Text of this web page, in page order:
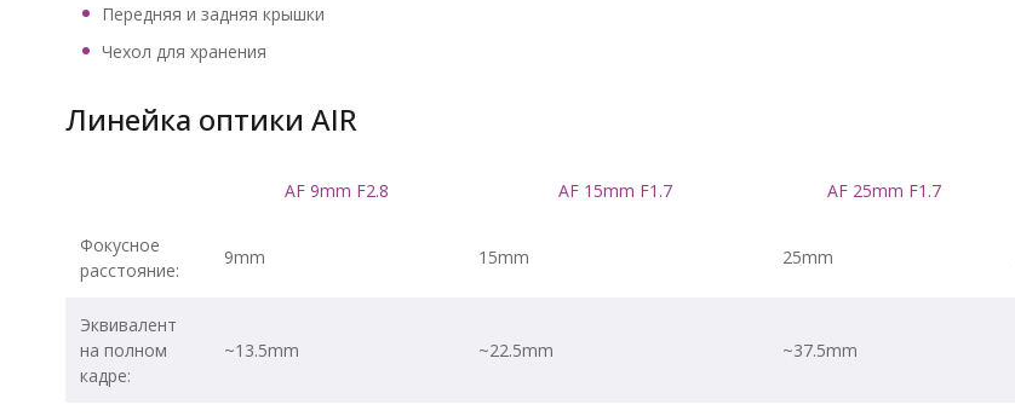
Передняя и задняя крышки
Чехол для хранения
Линейка оптики AIR
AF 9mm F2.8 AF 15mm F1.7 AF 25mm F1.7
Фокусное
расстояние:
9mm 15mm 25mm
Эквивалент
на полном
кадре:
~13.5mm ~22.5mm ~37.5mm